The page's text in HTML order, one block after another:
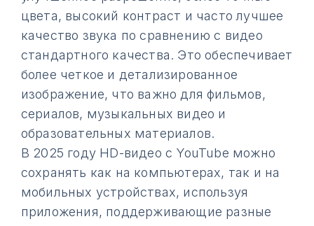
цвета, высокий контраст и часто лучшее
качество звука по сравнению с видео
стандартного качества. Это обеспечивает
более четкое и детализированное
изображение, что важно для фильмов,
сериалов, музыкальных видео и
образовательных материалов.
В 2025 году HD-видео с YouTube можно
сохранять как на компьютерах, так и на
мобильных устройствах, используя
приложения, поддерживающие разные